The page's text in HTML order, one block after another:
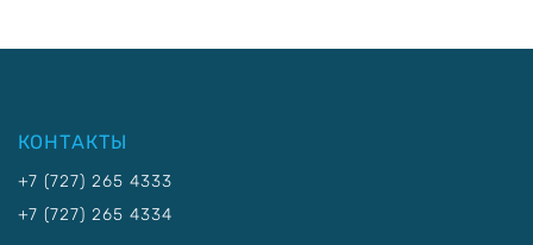
КОНТАКТЫ
+7 (727) 265 4333
+7 (727) 265 4334